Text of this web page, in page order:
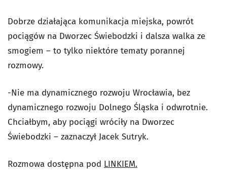
Dobrze działająca komunikacja miejska, powrót
pociągów na Dworzec Świebodzki i dalsza walka ze
smogiem – to tylko niektóre tematy porannej
rozmowy.
-Nie ma dynamicznego rozwoju Wrocławia, bez
dynamicznego rozwoju Dolnego Śląska i odwrotnie.
Chciałbym, aby pociągi wróciły na Dworzec
Świebodzki – zaznaczył Jacek Sutryk.
Rozmowa dostępna pod LINKIEM.